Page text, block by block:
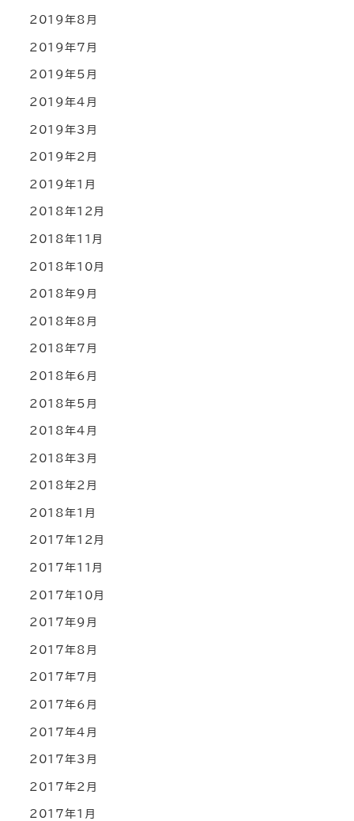
2019年8月
2019年7月
2019年5月
2019年4月
2019年3月
2019年2月
2019年1月
2018年12月
2018年11月
2018年10月
2018年9月
2018年8月
2018年7月
2018年6月
2018年5月
2018年4月
2018年3月
2018年2月
2018年1月
2017年12月
2017年11月
2017年10月
2017年9月
2017年8月
2017年7月
2017年6月
2017年4月
2017年3月
2017年2月
2017年1月